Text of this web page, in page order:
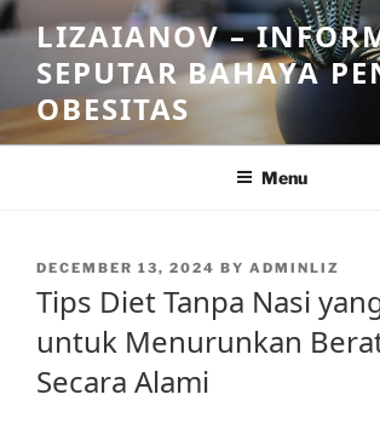
Skip
to
content
LIZAIANOV –
SEPUTAR BAHAYA
OBESITAS
Menu
POSTED
ON
DECEMBER 13, 2024 BY ADMINLIZ
Tips Diet Tanpa Nasi
untuk Menurunkan
Secara Alami